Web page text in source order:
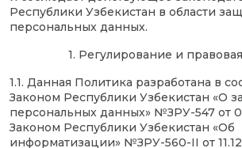
Республики Узбекистан в области
персональных данных.
1. Регулирование и
1.1. Данная Политика разработана в
Законом Республики Узбекистан «О
персональных данных» №ЗРУ-547 от
Законом Республики Узбекистан «Об
информатизации» №ЗРУ-560-II от